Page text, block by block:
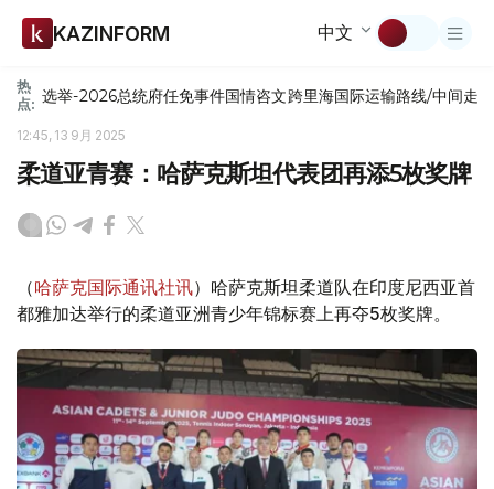
KAZINFORM 中文
热
点: 选举-2026总统府任免事件国情咨文跨里海国际运输路线/中间走廊
12:45, 13 9月 2025
柔道亚青赛：哈萨克斯坦代表团再添5枚奖牌
（哈萨克国际通讯社讯）哈萨克斯坦柔道队在印度尼西亚首
都雅加达举行的柔道亚洲青少年锦标赛上再夺5枚奖牌。